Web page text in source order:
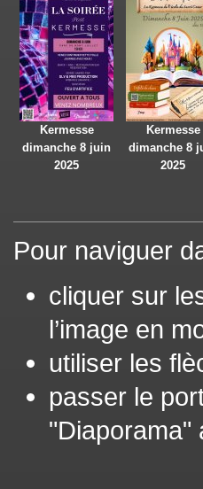
Kermesse
dimanche 8 juin
2025
Kermesse
dimanche 8
2025
Pour naviguer
cliquer sur
l’image en
utiliser les
passer le
"Diaporama"